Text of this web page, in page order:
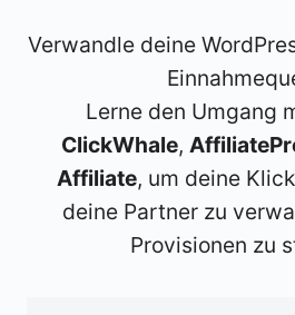
Verwandle deine
Lerne den Umgang
ClickWhale,
Affiliate, um deine
deine Partner zu
Provisionen zu